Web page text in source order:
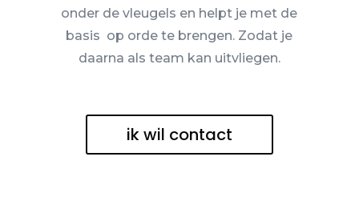
onder de vleugels en helpt je met de
basis op orde te brengen. Zodat je
daarna als team kan uitvliegen.
ik wil contact